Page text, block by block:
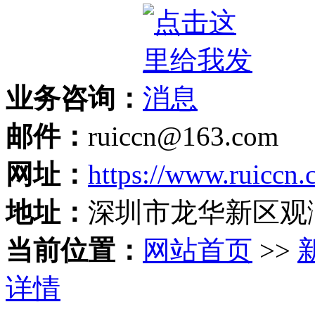
业务咨询：
邮件： ruiccn@163.com
网址： https://
地址： 深圳市龙华新区
当前位置： 网站首页 >>
详情